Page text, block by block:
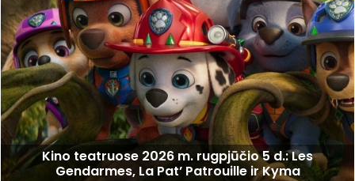
Kino teatruose 2026 m. rugpjūčio 5 d.: Les
Gendarmes, La Pat’ Patrouille ir Kyma